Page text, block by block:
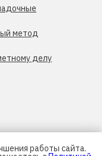
работы сайта.
метод
делу